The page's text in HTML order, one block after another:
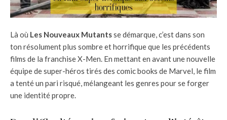
Là où Les Nouveaux Mutantsse démarque, c’est dans son
ton résolument plus sombre et horrifique que les précédents
films de la franchise X-Men. En mettant en avant une nouvelle
équipe de super-héros tirés des comic books de Marvel, le film
a tenté un pari risqué, mélangeant les genres pour se forger
une identité propre.